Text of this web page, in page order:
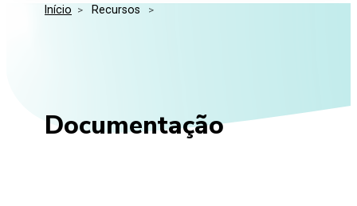
Media Kit
Perguntas Frequentes
Eventos
Início > Recursos >
Documentação